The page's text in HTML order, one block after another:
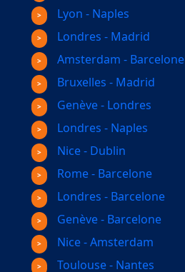
Lyon - Naples
Londres - Madrid
Amsterdam - Barcelone
Bruxelles - Madrid
Genève - Londres
Londres - Naples
Nice - Dublin
Rome - Barcelone
Londres - Barcelone
Genève - Barcelone
Nice - Amsterdam
Toulouse - Nantes